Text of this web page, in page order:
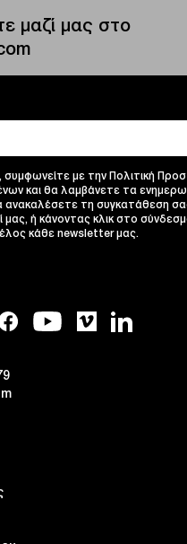
μαζί μας στο
με την Πολιτική
και θα λαμβάνετε τα
ανακαλέσετε τη συγκατάθεση
μας, ή κάνοντας κλικ στο
κάθε newsletter μας.